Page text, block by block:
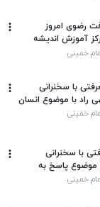
رضوی امروز
آموزش اندیشه
(ره) آغاز شد.
خمینی
با سخنرانی
راد با موضوع انسان
خمینی
با سخنرانی
موضوع پاسخ به
خمینی